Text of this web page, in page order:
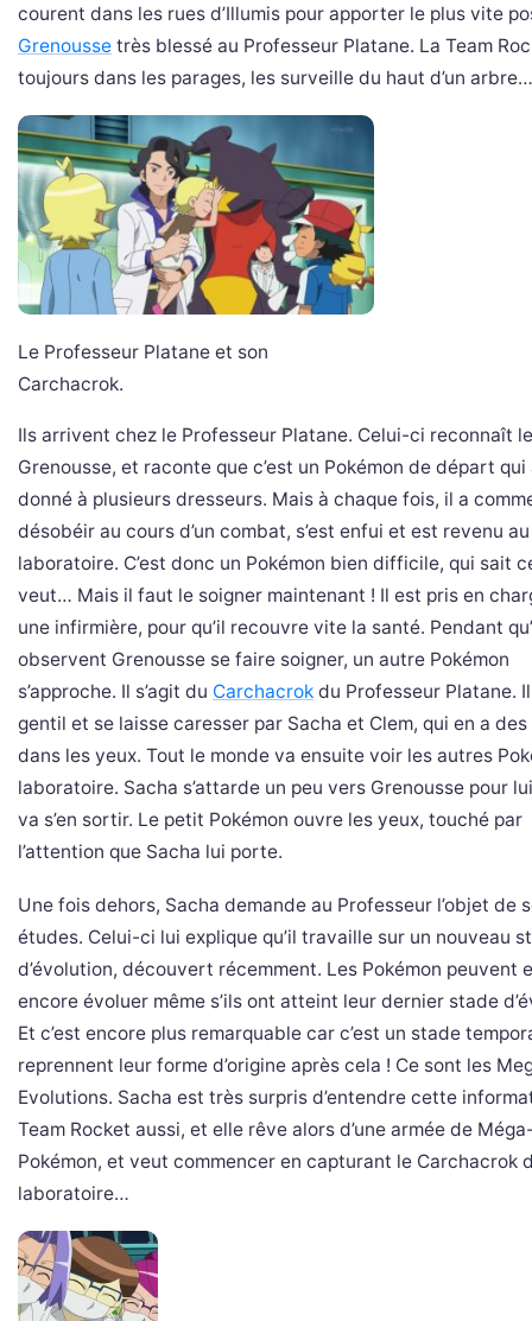
courent dans les rues d’Illumis pour apporter le plus vite
Grenousse très blessé au Professeur Platane. La Team
toujours dans les parages, les surveille du haut d’un arbre…
Le Professeur Platane et son
Carchacrok.
Ils arrivent chez le Professeur Platane. Celui-ci reconnaît le
Grenousse, et raconte que c’est un Pokémon de départ qui
donné à plusieurs dresseurs. Mais à chaque fois, il a
désobéir au cours d’un combat, s’est enfui et est revenu au
laboratoire. C’est donc un Pokémon bien difficile, qui sait
veut… Mais il faut le soigner maintenant ! Il est pris en
une infirmière, pour qu’il recouvre vite la santé. Pendant
observent Grenousse se faire soigner, un autre Pokémon
s’approche. Il s’agit du Carchacrok du Professeur Platane.
gentil et se laisse caresser par Sacha et Clem, qui en a
dans les yeux. Tout le monde va ensuite voir les autres
laboratoire. Sacha s’attarde un peu vers Grenousse pour
va s’en sortir. Le petit Pokémon ouvre les yeux, touché par
l’attention que Sacha lui porte.
Une fois dehors, Sacha demande au Professeur l’objet de
études. Celui-ci lui explique qu’il travaille sur un nouveau
d’évolution, découvert récemment. Les Pokémon peuvent
encore évoluer même s’ils ont atteint leur dernier stade
Et c’est encore plus remarquable car c’est un stade
reprennent leur forme d’origine après cela ! Ce sont les
Evolutions. Sacha est très surpris d’entendre cette
Team Rocket aussi, et elle rêve alors d’une armée de
Pokémon, et veut commencer en capturant le Carchacrok
laboratoire…